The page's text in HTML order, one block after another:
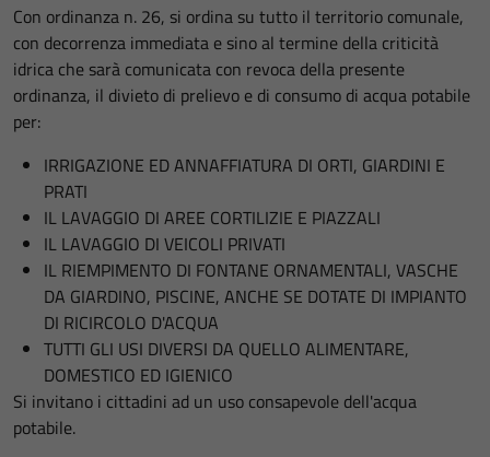
Con ordinanza n. 26, si ordina su tutto il territorio comunale,
con decorrenza immediata e sino al termine della criticità
idrica che sarà comunicata con revoca della presente
ordinanza, il divieto di prelievo e di consumo di acqua potabile
per:
IRRIGAZIONE ED ANNAFFIATURA DI ORTI, GIARDINI E
PRATI
IL LAVAGGIO DI AREE CORTILIZIE E PIAZZALI
IL LAVAGGIO DI VEICOLI PRIVATI
IL RIEMPIMENTO DI FONTANE ORNAMENTALI, VASCHE
DA GIARDINO, PISCINE, ANCHE SE DOTATE DI IMPIANTO
DI RICIRCOLO D'ACQUA
TUTTI GLI USI DIVERSI DA QUELLO ALIMENTARE,
DOMESTICO ED IGIENICO
Si invitano i cittadini ad un uso consapevole dell'acqua
potabile.